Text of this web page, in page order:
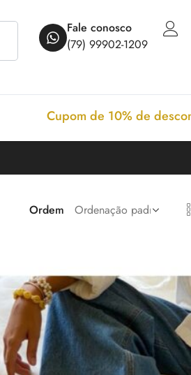
Fale conosco
(79) 99902-1209
Cupom de 10% de
Ordem